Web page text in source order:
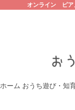
オンライン ピア
ホーム おうち遊び・知